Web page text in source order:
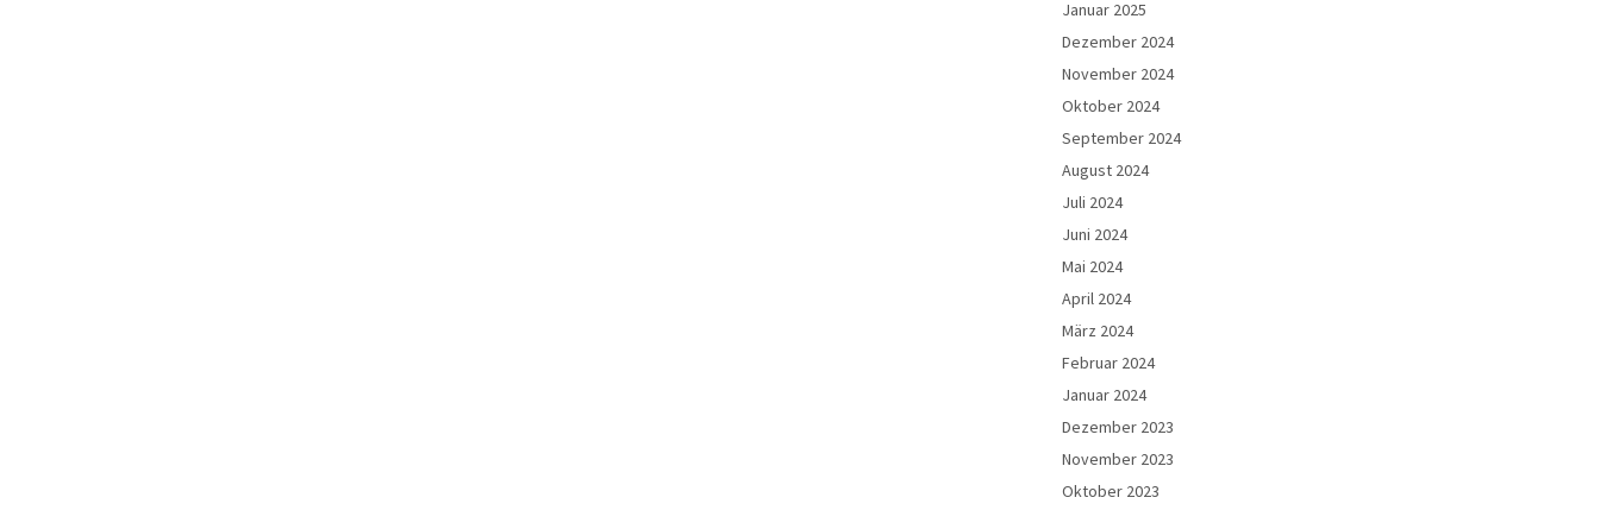
Januar 2025
Dezember 2024
November 2024
Oktober 2024
September 2024
August 2024
Juli 2024
Juni 2024
Mai 2024
April 2024
März 2024
Februar 2024
Januar 2024
Dezember 2023
November 2023
Oktober 2023